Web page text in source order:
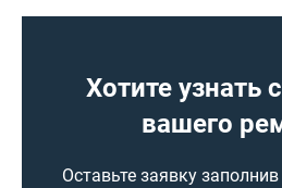
Хотите узнать
вашего
Оставьте заявку